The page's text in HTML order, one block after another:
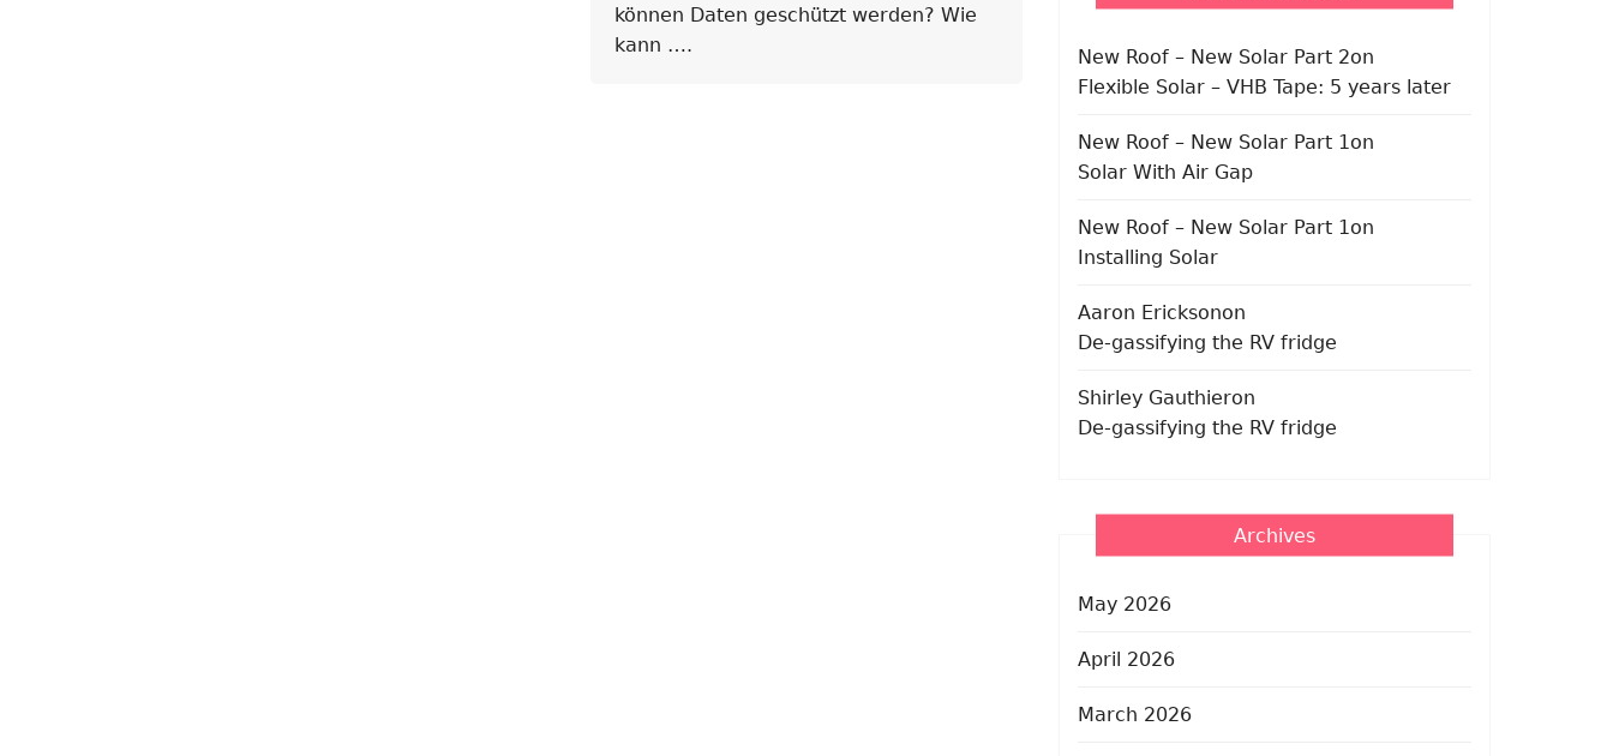
können Daten geschützt werden? Wie
kann ….
New Roof – New Solar Part 2on
Flexible Solar – VHB Tape: 5 years later
New Roof – New Solar Part 1 on
Solar With Air Gap
New Roof – New Solar Part 1 on
Installing Solar
Aaron Ericksonon
De-gassifying the RV fridge
Shirley Gauthieron
De-gassifying the RV fridge
Archives
May 2026
April 2026
March 2026